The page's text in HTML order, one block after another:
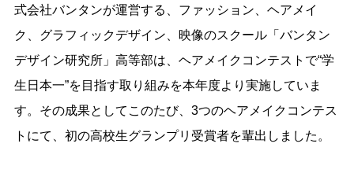
式会社バンタンが運営する、ファッション、ヘアメイ
ク、グラフィックデザイン、映像のスクール「バンタン
デザイン研究所」高等部は、ヘアメイクコンテストで“学
生日本一”を目指す取り組みを本年度より実施していま
す。その成果としてこのたび、3つのヘアメイクコンテス
トにて、初の高校生グランプリ受賞者を輩出しました。